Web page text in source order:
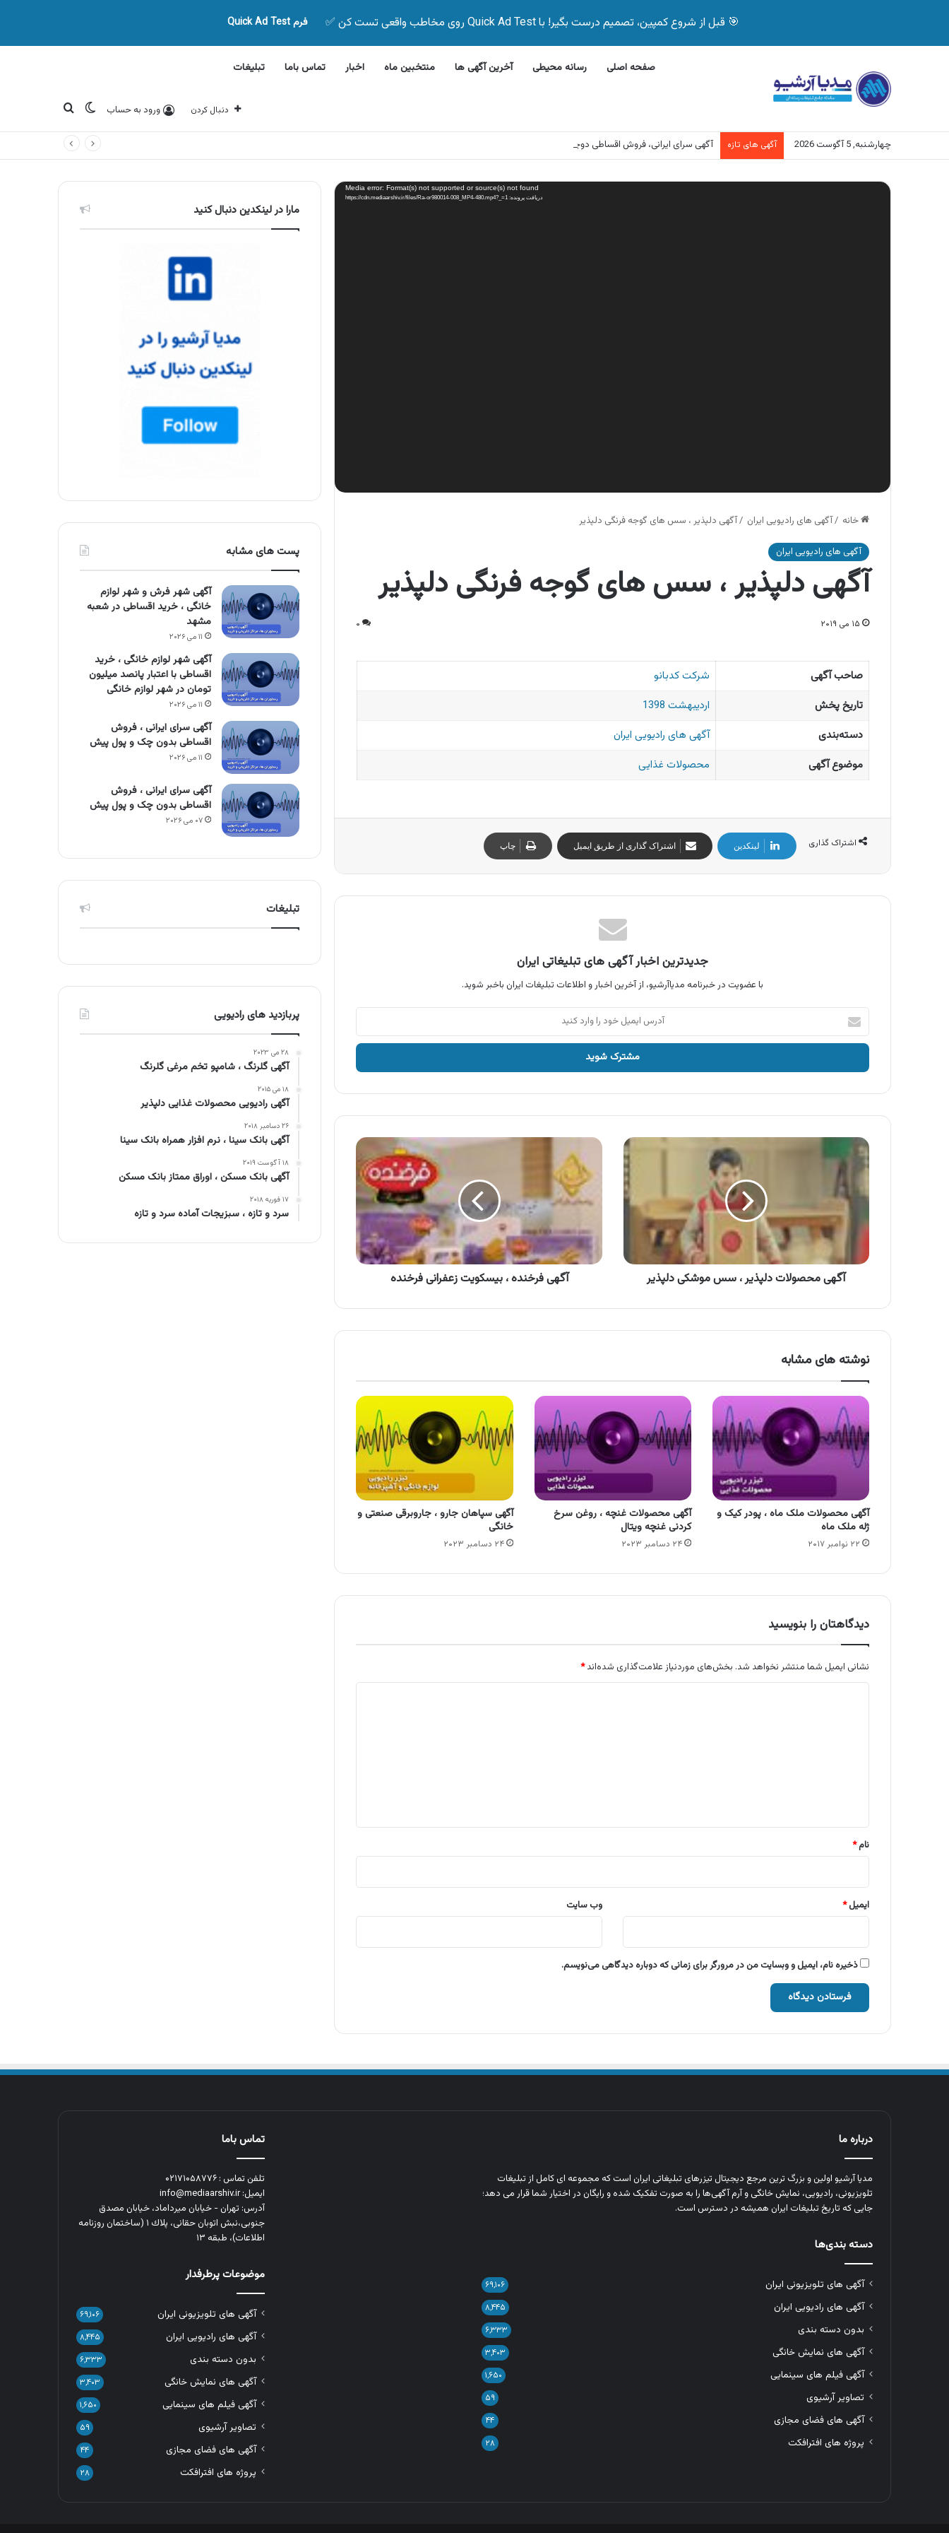
🎯 قبل از شروع کمپین، تصمیم درست بگیر! با Quick Ad Test روی مخاطب واقعی تست کن ✅ فرم Quick Ad Test
صفحه اصلی رسانه محیطی آخرین آگهی ها منتخبین ماه اخبار تماس باما تبلیغات
دنبال کردن ورود به حساب تغییر پوسته
جستجو برای
چهارشنبه, 5 آگوست 2026 آگهی های تازه آگهی سرای ایرانی، فروش اقساطی دوچرخه بدون پیش پرداخت
نمایشگر
ویدیو Media error: Format(s) not supported or source(s) not found
دریافت پرونده: https://cdn.mediaarshiv.ir/files/Ra-or980014-008_MP4-480.mp4?_=1
خانه /آگهی های رادیویی ایران /آگهی دلپذیر ، سس های گوجه فرنگی دلپذیر
آگهی های رادیویی ایران
آگهی دلپذیر ، سس های گوجه فرنگی دلپذیر
۱۵ می ۲۰۱۹ ۰
صاحب آگهی
شرکت کدبانو
تاریخ پخش
اردیبهشت 1398
دسته‌بندی
آگهی های رادیویی ایران
موضوع آگهی
محصولات غذایی
اشتراک گذاری لینکدین اشتراک گذاری از طریق ایمیل چاپ
جدیدترین اخبار آگهی های تبلیغاتی ایران
با عضویت در خبرنامه مدیاآرشیو، از آخرین اخبار و اطلاعات تبلیغات ایران باخبر شوید.
آدرس
ایمیل
خود
وارد
آگهی
محصولات
دلپذیر
سس
موشکی
دلپذیر
آگهی محصولات دلپذیر ، سس موشکی دلپذیر
آگهی
فرخنده
بیسکویت
زعفرانی
آگهی فرخنده ، بیسکویت زعفرانی فرخنده
نوشته های مشابه
آگهی محصولات ملک ماه ، پودر کیک و
ژله ملک ماه
۲۲ نوامبر ۲۰۱۷
آگهی محصولات غنچه ، روغن سرخ
کردنی غنچه ویتال
۲۴ دسامبر ۲۰۲۳
آگهی سپاهان جارو ، جاروبرقی صنعتی و
خانگی
۲۴ دسامبر ۲۰۲۳
دیدگاهتان را بنویسید
نشانی ایمیل شما منتشر نخواهد شد. بخش‌های موردنیاز علامت‌گذاری شده‌اند*
نام*
ایمیل* وب‌ سایت
ذخیره نام، ایمیل و وبسایت من در مرورگر برای زمانی که دوباره دیدگاهی می‌نویسم.
مارا در لینکدین دنبال کنید
پست های مشابه
آگهی شهر فرش و شهر لوازم
خانگی ، خرید اقساطی در شعبه
مشهد
۱۱ می ۲۰۲۶
آگهی شهر لوازم خانگی ، خرید
اقساطی با اعتبار پانصد میلیون
تومان در شهر لوازم خانگی
۱۱ می ۲۰۲۶
آگهی سرای ایرانی ، فروش
اقساطی بدون چک و پول پیش
۱۱ می ۲۰۲۶
آگهی سرای ایرانی ، فروش
اقساطی بدون چک و پول پیش
۰۷ می ۲۰۲۶
تبلیغات
پربازدید های رادیویی
۲۸ می ۲۰۲۳
آگهی گلرنگ ، شامپو تخم مرغی گلرنگ
۱۸ می ۲۰۱۵
آگهی رادیویی محصولات غذایی دلپذیر
۲۶ دسامبر ۲۰۱۸
آگهی بانک سینا ، نرم افزار همراه بانک سینا
۱۸ آگوست ۲۰۱۹
آگهی بانک مسکن ، اوراق ممتاز بانک مسکن
۱۷ فوریه ۲۰۱۸
سرد و تازه ، سبزیجات آماده سرد و تازه
درباره ما
مدیا آرشیو اولین و بزرگ‌ ترین مرجع دیجیتال تیزرهای تبلیغاتی ایران است که مجموعه‌ ای کامل از تبلیغات
تلویزیونی، رادیویی، نمایش خانگی و آرم‌ آگهی‌ها را به‌ صورت تفکیک‌ شده و رایگان در اختیار شما قرار می‌ دهد؛
جایی که تاریخ تبلیغات ایران همیشه در دسترس است.
دسته بندی‌ها
آگهی های تلویزیونی ایران ۶۹,۱۰۶
آگهی های رادیویی ایران ۸,۴۴۵
بدون دسته بندی ۶,۳۳۳
آگهی های نمایش خانگی ۳,۴۰۳
آگهی فیلم های سینمایی ۱,۶۵۰
تصاویر آرشیوی ۵۹
آگهی های فضای مجازی ۴۴
پروژه های افترافکت ۲۸
تماس باما
تلفن تماس : ۰۲۱۷۱۰۵۸۷۷۶
ایمیل: info@mediaarshiv.ir
آدرس: تهران - خیابان میرداماد، خیابان مصدق
جنوبی،نبش اتوبان حقانی، پلاك ١ (ساختمان روزنامه
اطلاعات)، طبقه ۱۳
موضوعات پرطرفدار
آگهی های تلویزیونی ایران ۶۹,۱۰۶
آگهی های رادیویی ایران ۸,۴۴۵
بدون دسته بندی ۶,۳۳۳
آگهی های نمایش خانگی ۳,۴۰۳
آگهی فیلم های سینمایی ۱,۶۵۰
تصاویر آرشیوی ۵۹
آگهی های فضای مجازی ۴۴
پروژه های افترافکت ۲۸